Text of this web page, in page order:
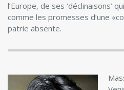
l’Europe, de ses ‘déclinaisons’
comme les promesses d’une
patrie absente.